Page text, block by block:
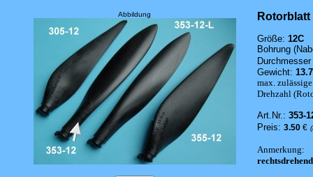
Abbildung Rotorblatt
Größe: 12C
Bohrung
Gewicht: 13.7
max. zulässige
Drehzahl
Art.Nr.: 353-
Preis: 3.50 €
Anmerkung: